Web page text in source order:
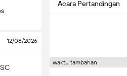
12/08/2026
Acara Pertandingan
waktu tambahan